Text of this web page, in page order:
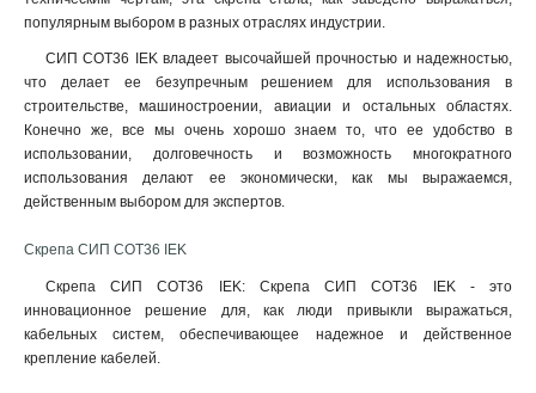
популярным выбором в разных отраслях индустрии.
СИП COT36 IEK владеет высочайшей прочностью и надежностью,
что делает ее безупречным решением для использования в
строительстве, машиностроении, авиации и остальных областях.
Конечно же, все мы очень хорошо знаем то, что ее удобство в
использовании, долговечность и возможность многократного
использования делают ее экономически, как мы выражаемся,
действенным выбором для экспертов.
Скрепа СИП COT36 IEK
Скрепа СИП COT36 IEK: Скрепа СИП COT36 IEK - это
инновационное решение для, как люди привыкли выражаться,
кабельных систем, обеспечивающее надежное и действенное
крепление кабелей.